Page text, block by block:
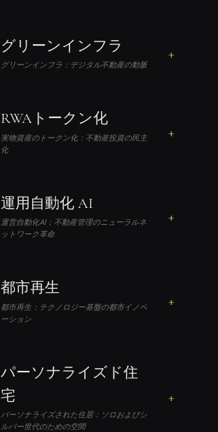
グリーンインフラ
グリーンインフラ：デジタル不動産の動脈
+
RWAトークン化
実物資産のトークン化：不動産投資の民主
化
+
運用自動化 AI
運営自動化AI：不動産管理のニューラルネ
ットワーク革命
+
都市再生
都市再生：テクノロジー基盤の都市イノベ
ーション
+
パーソナライズド住
宅
パーソナライズされた住居：ソロおよびシ
ルバー世代のための空間
+